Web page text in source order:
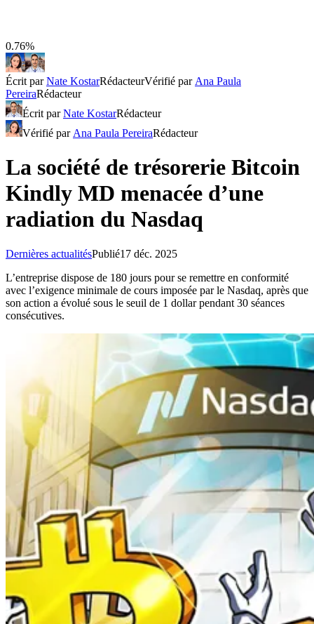
0.76%
Écrit parNate KostarRédacteurVérifié par Ana Paula
PereiraRédacteur
Écrit parNate KostarRédacteur
Vérifié par Ana Paula PereiraRédacteur
La société de trésorerie Bitcoin
Kindly MD menacée d’une
radiation du Nasdaq
Dernières actualitésPublié17 déc. 2025
L’entreprise dispose de 180 jours pour se remettre en conformité
avec l’exigence minimale de cours imposée par le Nasdaq, après que
son action a évolué sous le seuil de 1 dollar pendant 30 séances
consécutives.